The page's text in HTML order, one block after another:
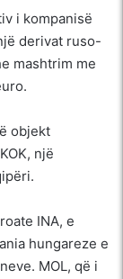
i kompanisë
derivat ruso-
mashtrim me
objekt
një
INA, e
hungareze e
MOL, që i